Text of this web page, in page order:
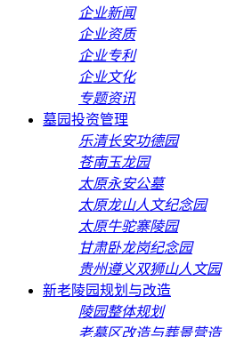
企业新闻
企业资质
企业专利
企业文化
专题资讯
墓园投资管理
乐清长安功德园
苍南玉龙园
太原永安公墓
太原龙山人文纪念园
太原牛驼寨陵园
甘肃卧龙岗纪念园
贵州遵义双狮山人文园
新老陵园规划与改造
陵园整体规划
老墓区改造与葬景营造